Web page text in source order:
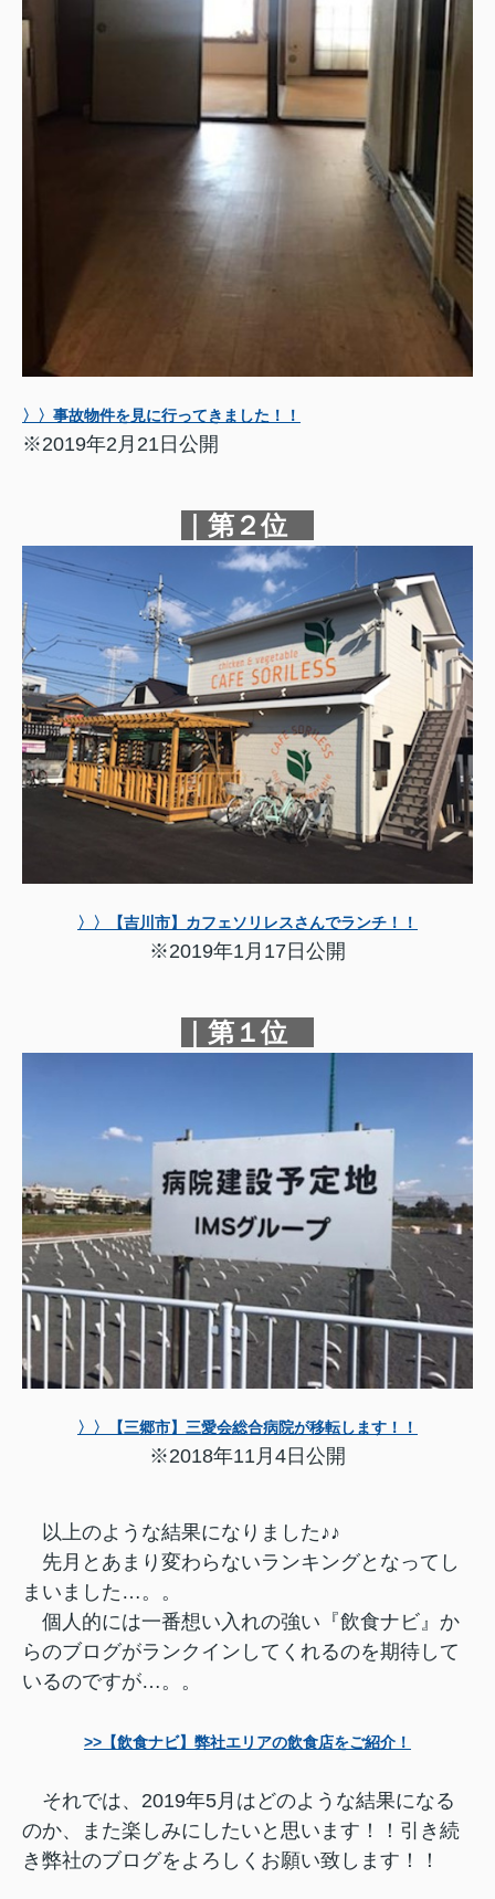
〉〉事故物件を見に行ってきました！！
※2019年2月21日公開
｜第２位
〉〉【吉川市】カフェソリレスさんでランチ！！
※2019年1月17日公開
｜第１位
〉〉【三郷市】三愛会総合病院が移転します！！
※2018年11月4日公開
以上のような結果になりました♪♪
先月とあまり変わらないランキングとなってし
まいました…。。
個人的には一番想い入れの強い『飲食ナビ』か
らのブログがランクインしてくれるのを期待して
いるのですが…。。
>>【飲食ナビ】弊社エリアの飲食店をご紹介！
それでは、2019年5月はどのような結果になる
のか、また楽しみにしたいと思います！！ 引き続
き弊社のブログをよろしくお願い致します！！